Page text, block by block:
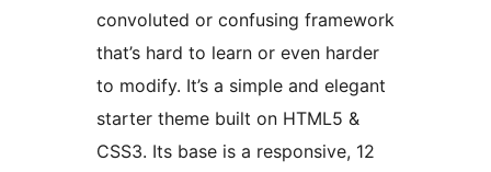
convoluted or confusing framework
that’s hard to learn or even harder
to modify. It’s a simple and elegant
starter theme built on HTML5 &
CSS3. Its base is a responsive, 12